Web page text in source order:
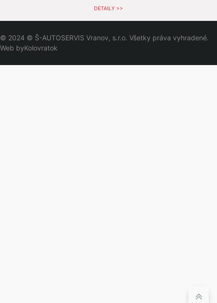
DETAILY >>
© 2024 © Š-AUTOSERVIS Vranov, s.r.o. Všetky práva vyhradené.
Web byKolovratok